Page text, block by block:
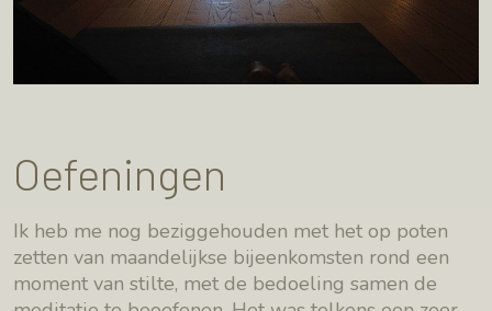
Oefeningen
Ik heb me nog beziggehouden met het op poten
zetten van maandelijkse bijeenkomsten rond een
moment van stilte, met de bedoeling samen de